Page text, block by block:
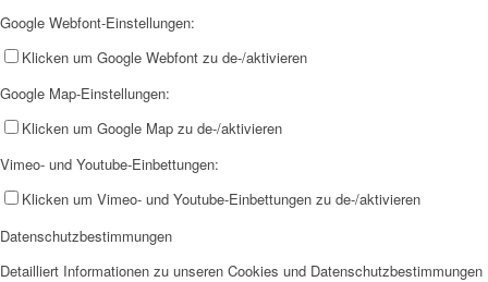
Google Webfont-Einstellungen:
Klicken um Google Webfont zu de-/aktivieren
Google Map-Einstellungen:
Klicken um Google Map zu de-/aktivieren
Vimeo- und Youtube-Einbettungen:
Klicken um Vimeo- und Youtube-Einbettungen zu de-/aktivieren
Datenschutzbestimmungen
Detailliert Informationen zu unseren Cookies und Datenschutzbestimmungen